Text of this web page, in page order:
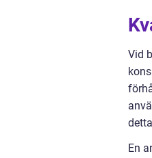
Vid
En